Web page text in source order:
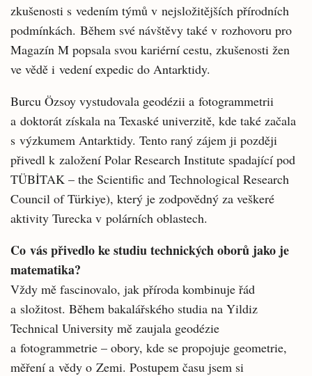
zkušenosti s vedením týmů v nejsložitějších přírodních
podmínkách. Během své návštěvy také v rozhovoru pro
Magazín M popsala svou kariérní cestu, zkušenosti žen
ve vědě i vedení expedic do Antarktidy.
Burcu Özsoy vystudovala geodézii a fotogrammetrii
a doktorát získala na Texaské univerzitě, kde také začala
s výzkumem Antarktidy. Tento raný zájem ji později
přivedl k založení Polar Research Institute spadající pod
TÜBİTAK – the Scientific and Technological Research
Council of Türkiye), který je zodpovědný za veškeré
aktivity Turecka v polárních oblastech.
Co vás přivedlo ke studiu technických oborů jako je
matematika?
Vždy mě fascinovalo, jak příroda kombinuje řád
a složitost. Během bakalářského studia na Yildiz
Technical University mě zaujala geodézie
a fotogrammetrie – obory, kde se propojuje geometrie,
měření a vědy o Zemi. Postupem času jsem si